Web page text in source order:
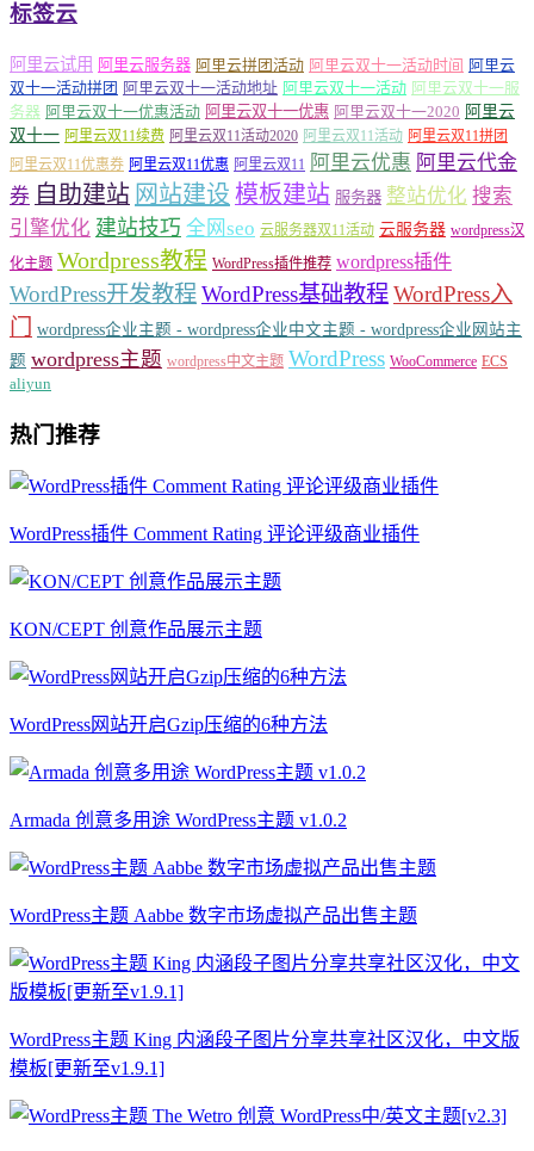
标签云
阿里云试用 阿里云服务器 阿里云拼团活动 阿里云双十一活动时间 阿里云
双十一活动拼团 阿里云双十一活动地址 阿里云双十一活动 阿里云双十一服
务器 阿里云双十一优惠活动 阿里云双十一优惠 阿里云双十一2020 阿里云
双十一 阿里云双11续费 阿里云双11活动2020 阿里云双11活动 阿里云双11拼团
阿里云双11优惠券 阿里云双11优惠 阿里云双11 阿里云优惠 阿里云代金
券 自助建站 网站建设 模板建站 服务器 整站优化 搜索
引擎优化 建站技巧 全网seo 云服务器双11活动 云服务器 wordpress汉
化主题 Wordpress教程 WordPress插件推荐 wordpress插件
WordPress开发教程WordPress基础教程WordPress入
门
wordpress企业主题 - wordpress企业中文主题 - wordpress企业网站主
题 wordpress主题 wordpress中文主题 WordPress WooCommerce ECS
aliyun
热门推荐
WordPress插件 Comment Rating 评论评级商业插件
KON/CEPT 创意作品展示主题
WordPress网站开启Gzip压缩的6种方法
Armada 创意多用途 WordPress主题 v1.0.2
WordPress主题 Aabbe 数字市场虚拟产品出售主题
WordPress主题 King 内涵段子图片分享共享社区汉化，中文版
模板[更新至v1.9.1]